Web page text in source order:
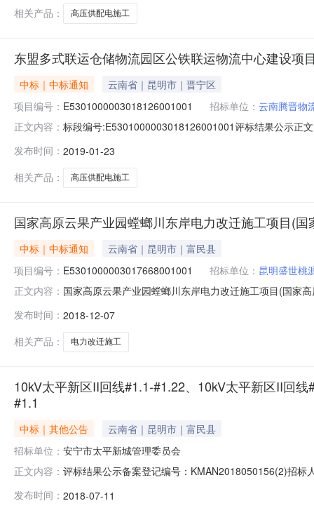
相关产品：
高压供配电施工
东盟多式联运仓储物流园区公铁联运物流中心建设项
中标｜中标通知
云南省｜昆明市｜晋宁区
项目编号： E5301000003018126001001 招标单位： 云南腾晋物
正文内容： 标段编号:E5301000003018126001001评标结果公示正
市公共资源交易中心招标方式公开招标评标办法综合评
发布时间： 2019-01-23
相关产品：
高压供配电施工
国家高原云果产业园螳螂川东岸电力改迁施工项目(
中标｜中标通知
云南省｜昆明市｜富民县
项目编号： E5301000003017668001001 招标单位： 昆明盛世桃
正文内容： 国家高原云果产业园螳螂川东岸电力改迁施工项目(国家
号:E5301000003017668001001评标结果公示正文:评标
发布时间： 2018-12-07
相关产品：
电力改迁施工
10kV太平新区II回线#1.1-#1.22、10kV太平新区II回
#1.1
中标｜其他公告
云南省｜昆明市｜富民县
招标单位： 安宁市太平新城管理委员会
正文内容： 评标结果公示备案登记编号：KMAN2018050156(2)招
评标办法综合评估法中标候选人名称项目负责人项目负
发布时间： 2018-07-11